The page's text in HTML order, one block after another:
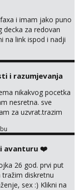
i imam jako puno
decka za redovan
na link ispod i nadji
i razumjevanja
nikakvog pocetka
nesretna. sve
za uzvrat.trazim
njeznosti i
jako
preuzme
link ispod i nadji
avanturu ❤️
26 god. prvi put
diskretnu
sex :) Klikni na